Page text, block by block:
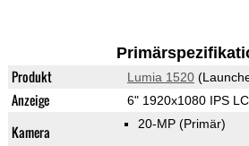
Produkt Lumia 1520
Anzeige 6" 1920x1080 IPS
Kamera 20-MP (Primär)